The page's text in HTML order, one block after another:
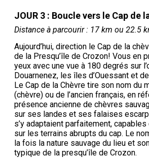
JOUR 3 : Boucle vers le Cap de
Distance à parcourir : 17 km ou 22.5
Aujourd’hui, direction le Cap de la
de la Presqu’île de Crozon! Vous en
yeux avec une vue à 180 degrés sur
Douarnenez, les îles d’Ouessant et
Le Cap de la Chèvre tire son nom du
(chèvre) ou de l’ancien français, en
présence ancienne de chèvres
sur ses landes et ses falaises
s’y adaptaient parfaitement,
sur les terrains abrupts du cap. Le
la fois la nature sauvage du lieu et
typique de la presqu’île de Crozon.